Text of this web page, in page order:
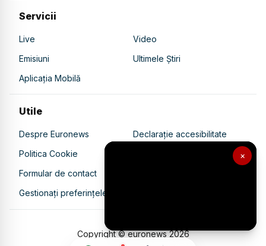
×
Servicii
Live
Video
Emisiuni
Ultimele Știri
Aplicația Mobilă
Utile
Despre Euronews
Declarație accesibilitate
Politica Cookie
Politica de confidențialitate
Formular de contact
Gestionați preferințele
Copyright © euronews2026